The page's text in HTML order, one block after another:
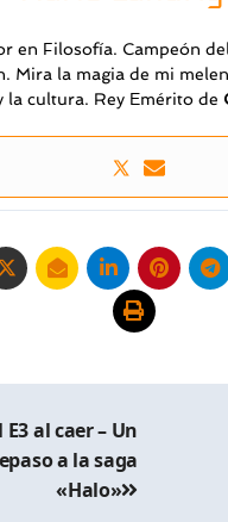
Mira la magia de mi
la cultura. Rey Emérito de
E3 al caer – Un
a la saga
«Halo»